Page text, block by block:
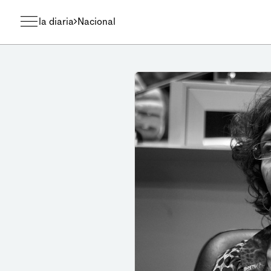
la diaria Nacional